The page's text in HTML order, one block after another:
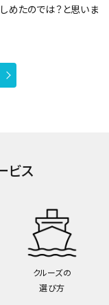
めたのでは？と思いま
ビス
クルーズの
選び方